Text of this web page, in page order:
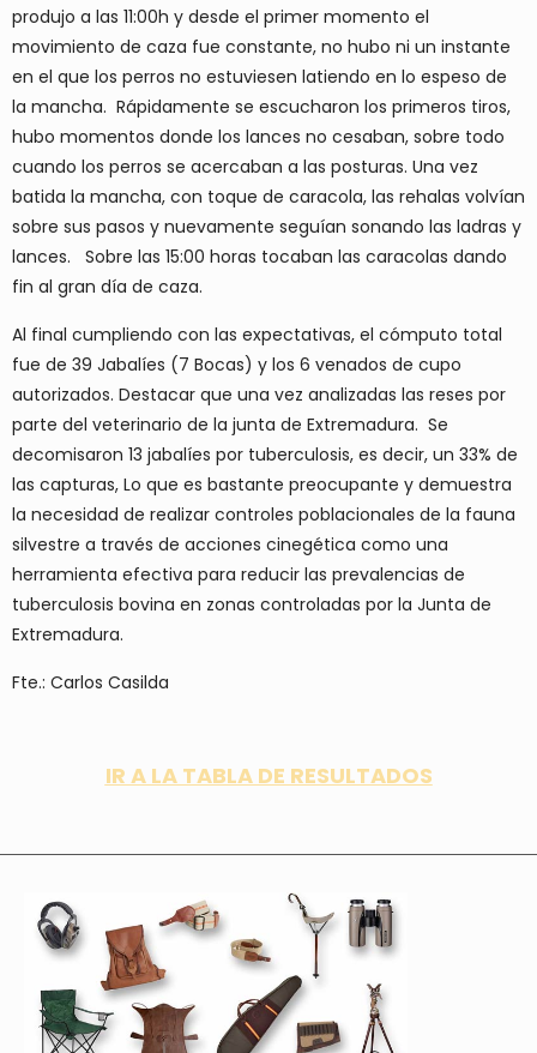
produjo a las 11:00h y desde el primer momento el
movimiento de caza fue constante, no hubo ni un instante
en el que los perros no estuviesen latiendo en lo espeso de
la mancha. Rápidamente se escucharon los primeros tiros,
hubo momentos donde los lances no cesaban, sobre todo
cuando los perros se acercaban a las posturas. Una vez
batida la mancha, con toque de caracola, las rehalas volvían
sobre sus pasos y nuevamente seguían sonando las ladras y
lances. Sobre las 15:00 horas tocaban las caracolas dando
fin al gran día de caza.
Al final cumpliendo con las expectativas, el cómputo total
fue de 39 Jabalíes (7 Bocas) y los 6 venados de cupo
autorizados. Destacar que una vez analizadas las reses por
parte del veterinario de la junta de Extremadura. Se
decomisaron 13 jabalíes por tuberculosis, es decir, un 33% de
las capturas, Lo que es bastante preocupante y demuestra
la necesidad de realizar controles poblacionales de la fauna
silvestre a través de acciones cinegética como una
herramienta efectiva para reducir las prevalencias de
tuberculosis bovina en zonas controladas por la Junta de
Extremadura.
Fte.: Carlos Casilda
IR A LA TABLA DE RESULTADOS